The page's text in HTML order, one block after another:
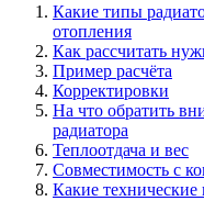
Какие типы
отопления
Как рассчитать
Пример расчёта
Корректировки
На что обратить
радиатора
Теплоотдача и вес
Совместимость с
Какие